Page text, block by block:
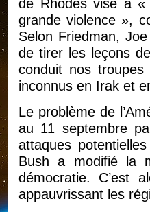
de Rhodes vise à
grande violence »,
Selon Friedman,
de tirer les leçons
conduit nos
inconnus en Irak et
Le problème de
au 11 septembre
attaques
Bush a modifié la
démocratie. C’est
appauvrissant les